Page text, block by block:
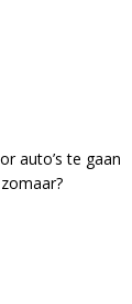
auto’s te gaan